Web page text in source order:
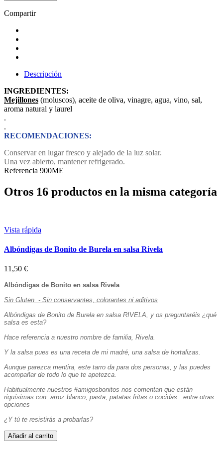
Compartir
Descripción
INGREDIENTES:
Mejillones (moluscos), aceite de oliva, vinagre, agua, vino, sal,
aroma natural y laurel
.
.
RECOMENDACIONES:
Conservar en lugar fresco y alejado de la luz solar.
Una vez abierto, mantener refrigerado.
Referencia 900ME
Otros 16 productos en la misma categoría
Vista rápida
Albóndigas de Bonito de Burela en salsa Rivela
11,50 €
Albóndigas de Bonito en salsa Rivela
Sin Gluten - Sin conservantes, colorantes ni aditivos
Albóndigas de Bonito de Burela en salsa RIVELA, y os preguntaréis ¿qué
salsa es esta?
Hace referencia a nuestro nombre de familia, Rivela.
Y la salsa pues es una receta de mi madré, una salsa de hortalizas.
Aunque parezca mentira, este tarro da para dos personas, y las puedes
acompañar de todo lo que te apetezca.
Habitualmente nuestros #amigosbonitos nos comentan que están
riquísimas con: arroz blanco, pasta, patatas fritas o cocidas...entre otras
opciones
¿Y tú te resistirás a probarlas?
Añadir al carrito